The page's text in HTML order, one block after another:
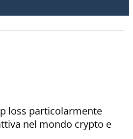
loss particolarmente
nel mondo crypto e